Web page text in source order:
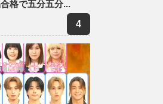
格で五分五分...